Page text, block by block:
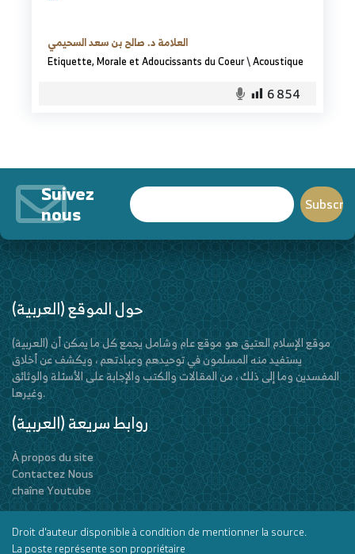
العلامة د. صالح بن سعد السحيمي
Etiquette, Morale et Adoucissants du Coeur\Acoustique
6 854
Suivez
nous
(العربية) حول الموقع
(العربية) موقع الإسلام العتيق هو موقع عام وشامل يجمع كل ما يمكن أن
يستفيد منه المسلمون في توحيدهم وعبادتهم ، ويكشف عن أخلاق
المفسدين وما إلى ذلك ، من المقالات والكتب والإجابة على الأسئلة والوثائق
وغيرها.
(العربية) روابط سريعة
À propos du site
Contactez Nous
chaîne Youtube
Droit d'auteur disponible à condition de mentionner la source.
La poste représente son propriétaire